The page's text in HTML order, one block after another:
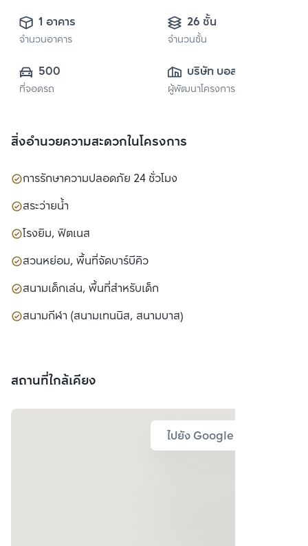
1 อาคาร
จำนวนอาคาร
26 ชั้น
จำนวนชั้น
500
ที่จอดรถ
บริษัท บอสตัน
ปาร์ค จำกัด
ผู้พัฒนาโครงการ
สิ่งอำนวยความสะดวกในโครงการ
การรักษาความปลอดภัย 24 ชั่วโมง
สระว่ายน้ำ
โรงยิม, ฟิตเนส
สวนหย่อม, พื้นที่จัดบาร์บีคิว
สนามเด็กเล่น, พื้นที่สำหรับเด็ก
สนามกีฬา (สนามเทนนิส, สนามบาส)
สถานที่ใกล้เคียง
ไปยัง Google Map